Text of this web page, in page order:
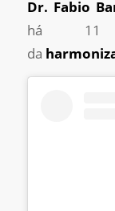
Dr. Fabio
há 11
da